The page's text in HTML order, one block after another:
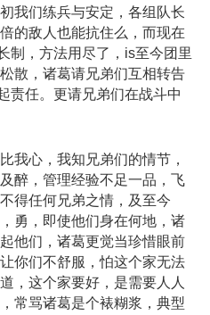
我们练兵与安定，各组队长
的敌人也能抗住么，而现在
制，方法用尽了，is至今团里
散，诸葛请兄弟们互相转告
责任。更请兄弟们在战斗中
我心，我知兄弟们的情节，
醉，管理经验不足一品，飞
得任何兄弟之情，及至今
勇，即使他们身在何地，诸
他们，诸葛更觉当珍惜眼前
你们不舒服，怕这个家无法
，这个家要好，是需要人人
常骂诸葛是个裱糊浆，典型